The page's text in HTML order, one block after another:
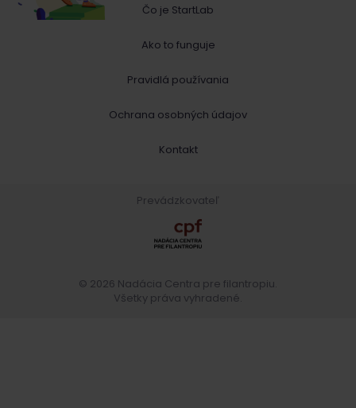
Čo je StartLab
Ako to funguje
Pravidlá používania
Ochrana osobných údajov
Kontakt
Prevádzkovateľ
© 2026 Nadácia Centra pre filantropiu.
Všetky práva vyhradené.